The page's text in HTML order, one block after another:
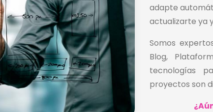
adapte
actualizarte ya
Somos
Blog,
tecnologías
proyectos son